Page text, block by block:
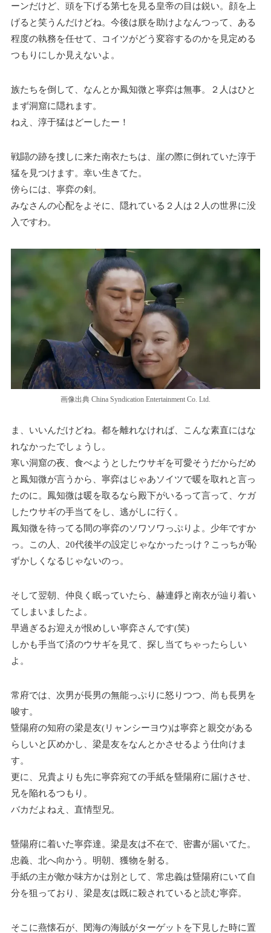
ーンだけど、頭を下げる第七を見る皇帝の目は鋭い。顔を上
げると笑うんだけどね。今後は朕を助けよなんつって、ある
程度の執務を任せて、コイツがどう変容するのかを見定める
つもりにしか見えないよ。
族たちを倒して、なんとか鳳知微と寧弈は無事。２人はひと
まず洞窟に隠れます。
ねえ、淳于猛はどーしたー！
戦闘の跡を捜しに来た南衣たちは、崖の際に倒れていた淳于
猛を見つけます。幸い生きてた。
傍らには、寧弈の剣。
みなさんの心配をよそに、隠れている２人は２人の世界に没
入ですわ。
画像出典 China Syndication Entertainment Co. Ltd.
ま、いいんだけどね。都を離れなければ、こんな素直にはな
れなかったでしょうし。
寒い洞窟の夜、食べようとしたウサギを可愛そうだからだめ
と鳳知微が言うから、寧弈はじゃあソイツで暖を取れと言っ
たのに。鳳知微は暖を取るなら殿下がいるって言って、ケガ
したウサギの手当てをし、逃がしに行く。
鳳知微を待ってる間の寧弈のソワソワっぷりよ。少年ですか
っ。この人、20代後半の設定じゃなかったっけ？こっちが恥
ずかしくなるじゃないのっ。
そして翌朝、仲良く眠っていたら、赫連錚と南衣が辿り着い
てしまいましたよ。
早過ぎるお迎えが恨めしい寧弈さんです(笑)
しかも手当て済のウサギを見て、探し当てちゃったらしい
よ。
常府では、次男が長男の無能っぷりに怒りつつ、尚も長男を
唆す。
曁陽府の知府の梁是友(リャンシーヨウ)は寧弈と親交がある
らしいと仄めかし、梁是友をなんとかさせるよう仕向けま
す。
更に、兄貴よりも先に寧弈宛ての手紙を曁陽府に届けさせ、
兄を陥れるつもり。
バカだよねえ、直情型兄。
曁陽府に着いた寧弈達。梁是友は不在で、密書が届いてた。
忠義、北へ向かう。明朝、獲物を射る。
手紙の主が敵か味方かは別として、常忠義は曁陽府にいて自
分を狙っており、梁是友は既に殺されていると読む寧弈。
そこに燕懐石が、閔海の海賊がターゲットを下見した時に置